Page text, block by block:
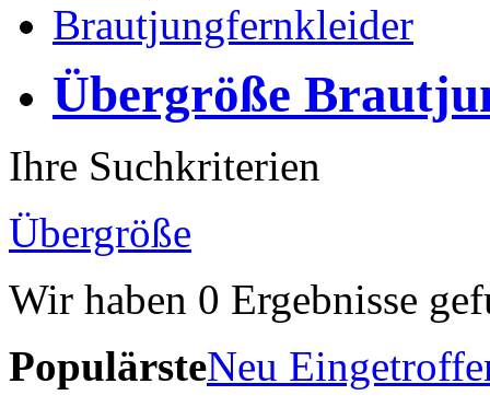
Brautjungfernkleider
Übergröße
Ihre Suchkriterien
Übergröße
Wir haben 0 Ergebnisse
PopulärsteNeu